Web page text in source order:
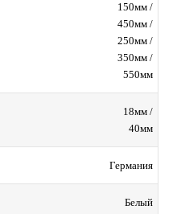
150мм /
450мм /
250мм /
350мм /
550мм
18мм /
40мм
Германия
Белый